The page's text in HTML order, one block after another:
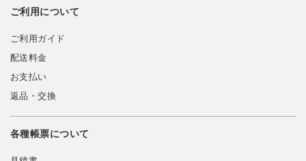
ご利用について
ご利用ガイド
配送料金
お支払い
返品・交換
各種帳票について